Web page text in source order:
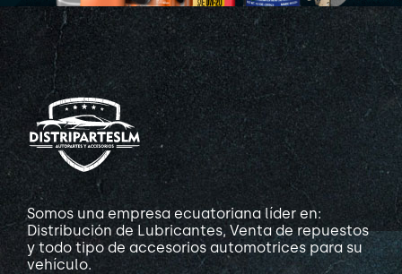
Somos una empresa ecuatoriana líder en:
Distribución de Lubricantes, Venta de repuestos
y todo tipo de accesorios automotrices para su
vehículo.